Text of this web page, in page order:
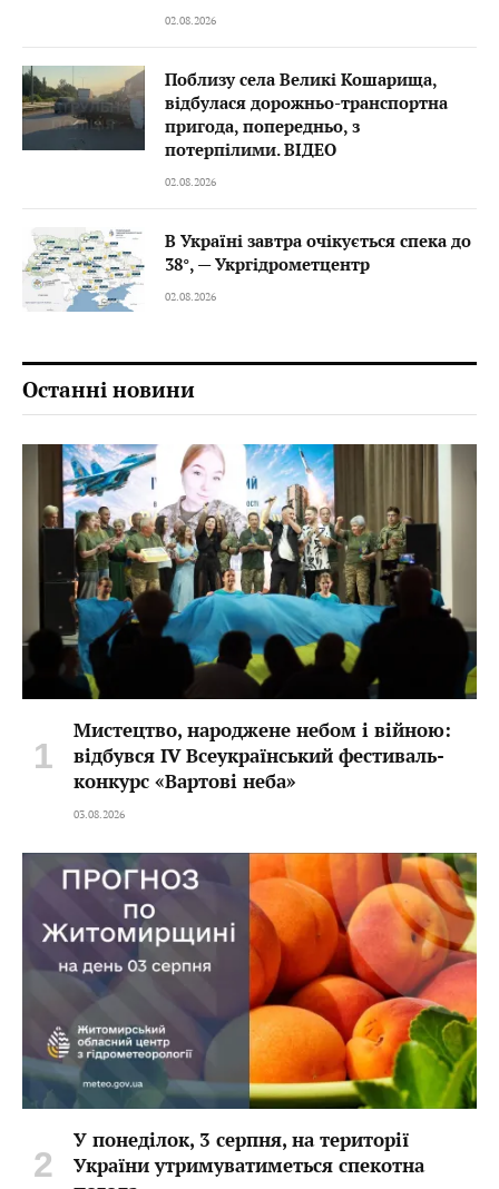
02.08.2026
Поблизу села Великі Кошарища,
відбулася дорожньо-транспортна
пригода, попередньо, з
потерпілими. ВІДЕО
02.08.2026
В Україні завтра очікується спека до
38°, — Укргідрометцентр
02.08.2026
Останні новини
Мистецтво, народжене небом і війною:
відбувся IV Всеукраїнський фестиваль-
конкурс «Вартові неба»
03.08.2026
У понеділок, 3 серпня, на території
України утримуватиметься спекотна